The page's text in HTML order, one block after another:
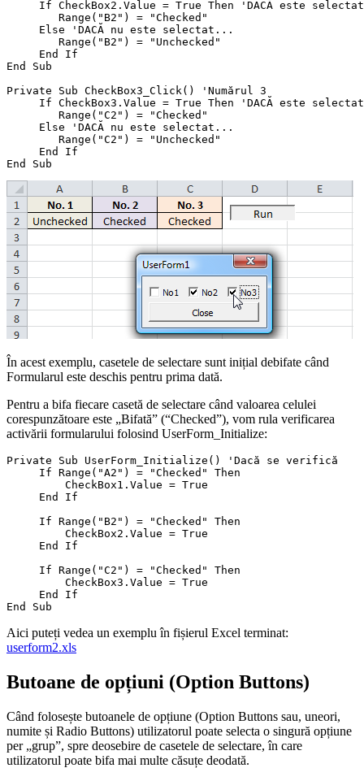
If CheckBox2.Value = True Then 'DACĂ este
        Range("B2") = "Checked"
     Else 'DACĂ nu este selectat...
        Range("B2") = "Unchecked"
     End If
End Sub
Private Sub CheckBox3_Click() 'Numărul 3
If CheckBox3.Value = True Then 'DACĂ este
        Range("C2") = "Checked"
     Else 'DACĂ nu este selectat...
        Range("C2") = "Unchecked"
     End If
În acest exemplu, casetele de selectare sunt inițial debifate când
Formularul este deschis pentru prima dată.
Pentru a bifa fiecare casetă de selectare când valoarea celulei
corespunzătoare este „Bifată” (“Checked”), vom rula verificarea
activării formularului folosind UserForm_Initialize:
Private Sub UserForm_Initialize() 'Dacă se verifică
     If Range("A2") = "Checked" Then
         CheckBox1.Value = True
     End If
     If Range("B2") = "Checked" Then
         CheckBox2.Value = True
     End If
     If Range("C2") = "Checked" Then
         CheckBox3.Value = True
     End If
Aici puteți vedea un exemplu în fișierul Excel terminat:
userform2.xls
Butoane de opțiuni (Option Buttons)
Când folosește butoanele de opțiune (Option Buttons sau, uneori,
numite și Radio Buttons) utilizatorul poate selecta o singură opțiune
per „grup”, spre deosebire de casetele de selectare, în care
utilizatorul poate bifa mai multe căsuțe deodată.